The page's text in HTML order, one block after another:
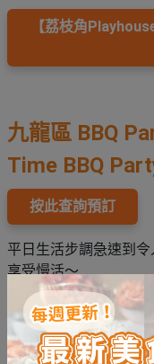
【荔枝角
九龍區 BBQ
Time BBQ
按此查詢預訂
平日生活步調急速到
享受慢活～
Take Your Time BBQ
程嘅大廈，設有400